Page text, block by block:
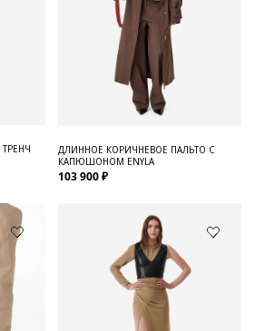
ДЛИННОЕ КОРИЧНЕВОЕ ПАЛЬТО С
КАПЮШОНОМ ENYLA
103 900 ₽